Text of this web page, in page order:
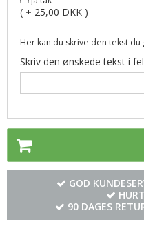
( + 25,00 DKK )
Her kan du skrive den tekst
Skriv den ønskede tekst i
GOD
90 DAGES